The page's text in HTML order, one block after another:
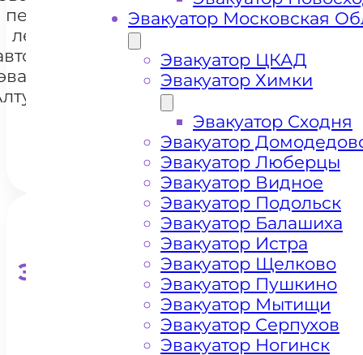
перевозки
легковых
+7 985 222 99 01
Эвакуатор для
Эвакуатор Московская
Эвакуатор ЦКАД
Эвакуатор Химки
Эвакуатор Сходня
Эвакуатор
Эвакуатор Люберцы
Эвакуатор Видное
Эвакуатор Подольск
Эвакуатор Балашиха
Эвакуатор Истра
Эвакуатор Щелково
Эвакуатор Пушкино
Эвакуатор Мытищи
Эвакуатор Серпухов
Эвакуатор Ногинск